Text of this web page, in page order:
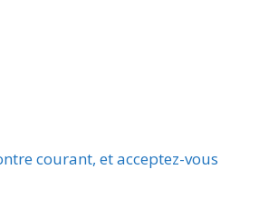
courant, et acceptez-vous